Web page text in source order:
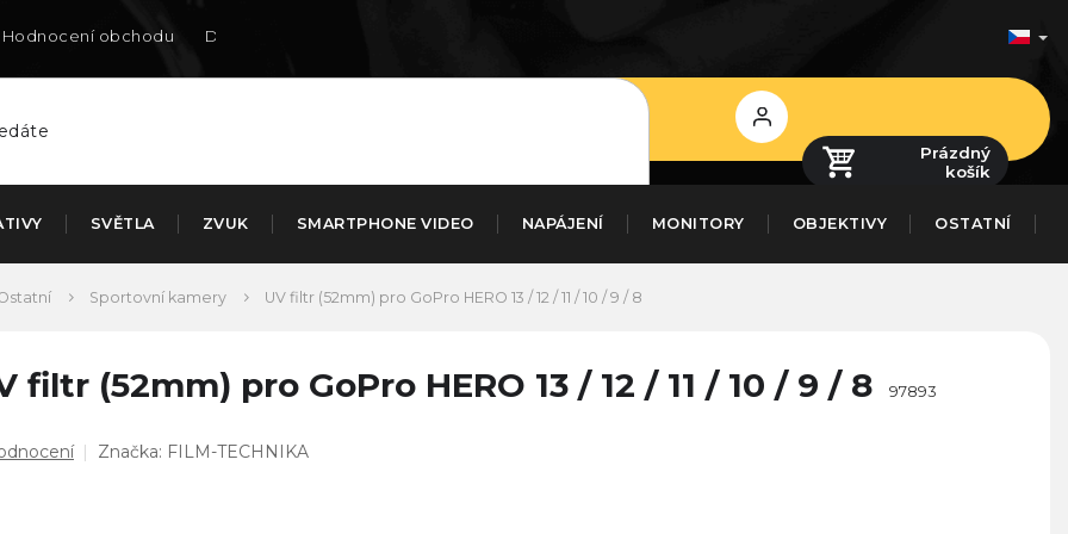
Hodnocení obchodu Doručení na SK
Přihlášení
Prázdný
košík
SVĚTLA ZVUK SMARTPHONE VIDEO NAPÁJENÍ MONITORY OBJEKTIVY OSTATNÍ
Sportovní kamery UV filtr (52mm) pro GoPro HERO 13 / 12 / 11 / 10 / 9 / 8
filtr (52mm) pro GoPro HERO 13 / 12 / 11 / 10 / 9 / 8 97893
Značka: FILM-TECHNIKA